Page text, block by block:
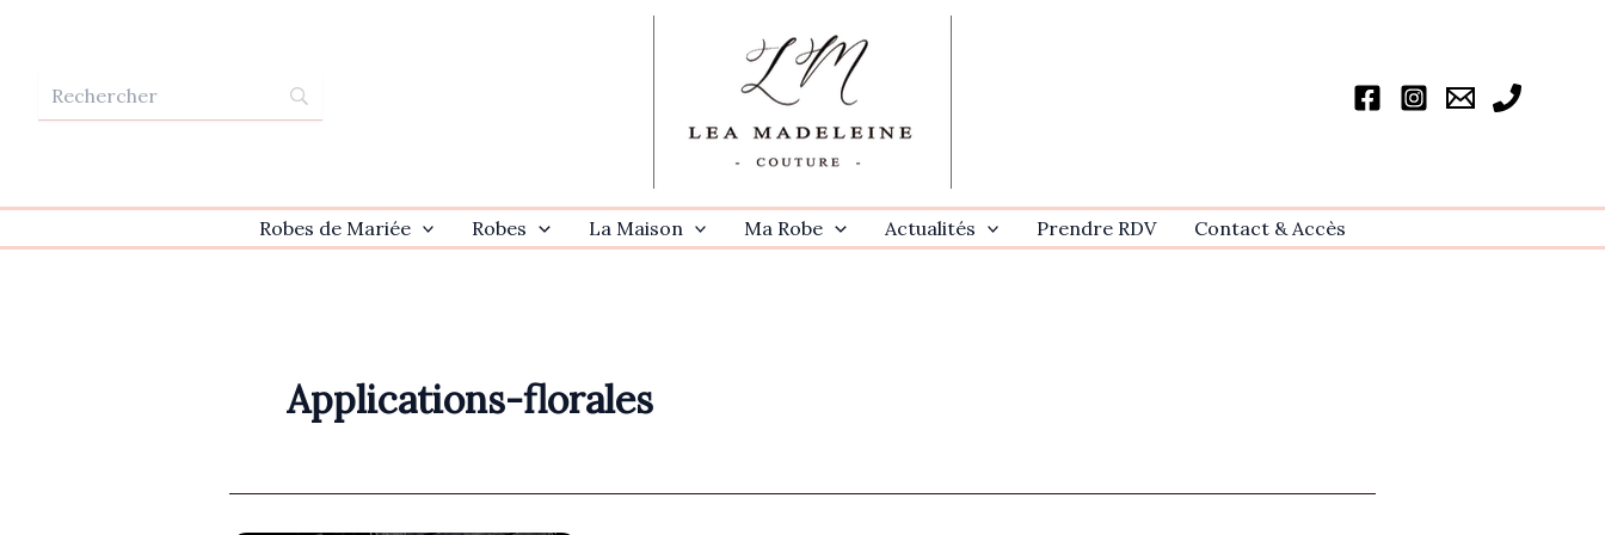
Robes de Mariée Robes La Maison Ma Robe Actualités Prendre RDV Contact & Accѐs
Applications-florales